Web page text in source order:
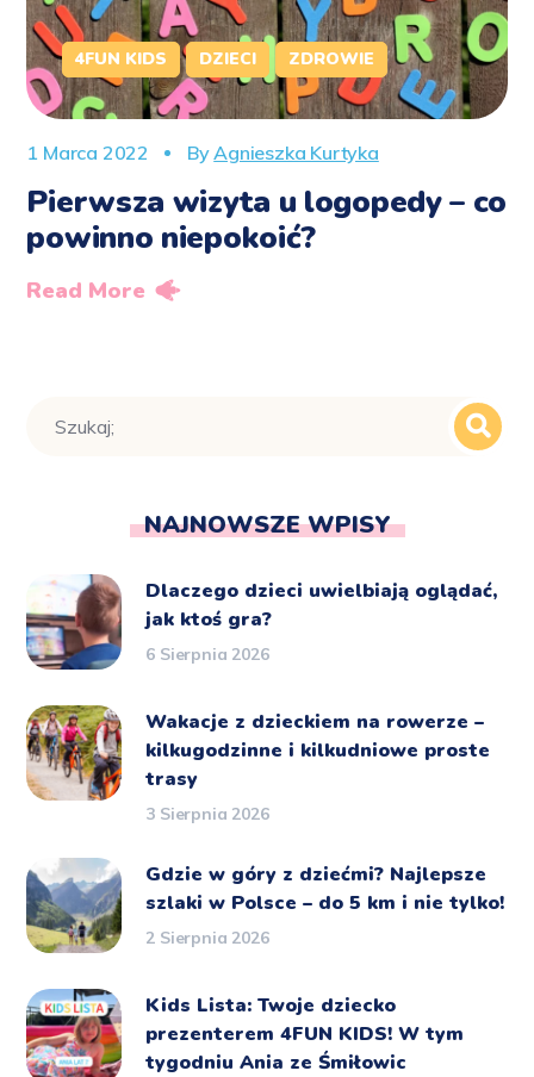
4FUN KIDS DZIECI ZDROWIE
1 Marca 2022 ByAgnieszka Kurtyka
Pierwsza wizyta u logopedy – co
powinno niepokoić?
Read More
NAJNOWSZE WPISY
Dlaczego dzieci uwielbiają oglądać,
jak ktoś gra?
6 Sierpnia 2026
Wakacje z dzieckiem na rowerze –
kilkugodzinne i kilkudniowe proste
trasy
3 Sierpnia 2026
Gdzie w góry z dziećmi? Najlepsze
szlaki w Polsce – do 5 km i nie tylko!
2 Sierpnia 2026
Kids Lista: Twoje dziecko
prezenterem 4FUN KIDS! W tym
tygodniu Ania ze Śmiłowic